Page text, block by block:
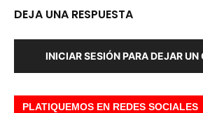
DEJA UNA RESPUESTA
INICIAR SESIÓN PARA DEJAR
PLATIQUEMOS EN REDES SOCIALES